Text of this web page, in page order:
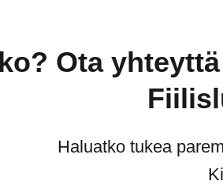
Ota
Haluatko tukea